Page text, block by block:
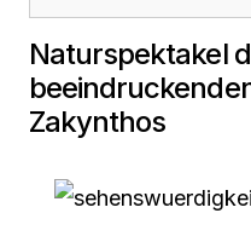
Naturspektakel
Zakynthos